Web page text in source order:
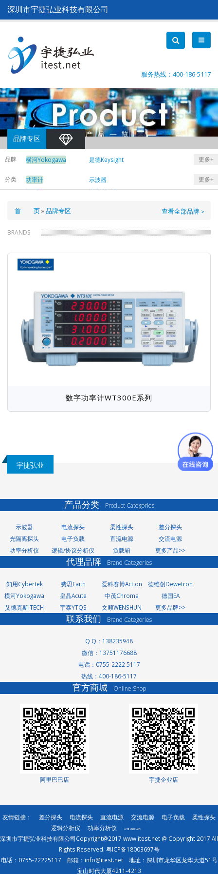
深圳市宇捷弘业科技有限公司
服务热线：400-186-5117
品牌专区
品牌 横河Yokogawa
是德Keysight
日置Hioki
致远ZLG
远方EVERFINE
更多+
分类 功率计
示波器
互感器
功率分析仪
示波记录仪
更多+
查看全部品牌＞
面
包
屑
首 页 品牌专区
BRANDS
数字功率计WT300E系列
宇捷弘业
产品分类Product Categories
示波器 电流探头 柔性探头
差分探头
光隔离探头
电子负载 直流电源
交流电源
功率分析仪
逻辑/协议分析仪 负载箱 更多产品>>
代理品牌 Brand Categories
知用Cybertek 费思Faith 爱科赛博Action
德维创Dewetron
横河Yokogawa
皇晶Acute 中茂Chroma
德国EA
艾德克斯ITECH
宇泰YTQS 文顺WENSHUN 更多品牌>>
联系我们 Brand Categories
Q Q：138235948
微信：13751176688
电话：0755-2222 5117
热线：400-186-5117
官方商城Online Shop
阿里巴巴店 宇捷企业店
友情链接： 差分探头 电流探头 直流电源 交流电源 电子负载
柔性探头
逻辑分析仪
功率分析仪
洗轮机厂家
景观护栏
网络测试仪
家电玻璃
无轨转弯车
高低温交变湿热试
验箱
分光光度计
土壤养分检测仪
绿篱机
成都除甲醛
反冲洗过滤器
深圳市宇捷弘业科技有限公司Copyright@2017 www.itest.net @ Copyright 2017.All
Rights Reserved. 粤ICP备18003697号
电话：0755-22225117 邮箱：info@itest.net 地址：深圳市龙华区龙华大道51号
宝山时代大厦4211-4213